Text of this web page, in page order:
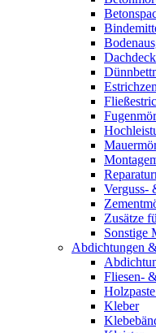
Verguss-
Zusätze
Sonstige
Abdichtungen
Fliesen-
Kleber